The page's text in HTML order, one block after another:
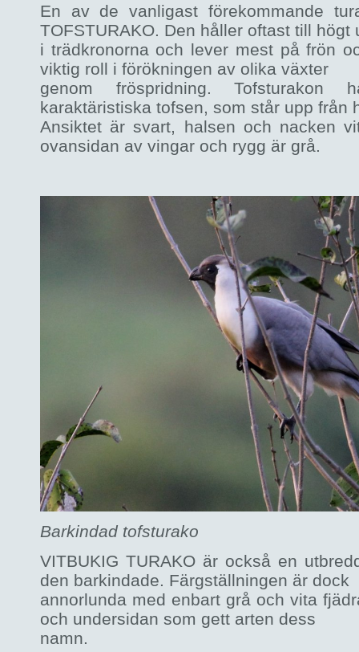
En av de vanligast förekommande
TOFSTURAKO. Den håller oftast till högt
i trädkronorna och lever mest på frön
viktig roll i förökningen av olika växter
genom fröspridning.
karaktäristiska tofsen, som står upp från
Ansiktet är svart, halsen och nacken
ovansidan av vingar och rygg är grå.
Barkindad tofsturako
VITBUKIG TURAKO är också en
den barkindade. Färgställningen är dock
annorlunda med enbart grå och vita
och undersidan som gett arten dess
namn.